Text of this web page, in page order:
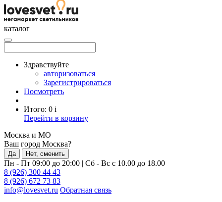
каталог
Здравствуйте
авторизоваться
Зарегистрироваться
Посмотреть
Итого: 0 i
Перейти в корзину
Москва и МО
Ваш город Москва?
Да Нет, сменить
Пн - Пт 09:00 до 20:00 | Сб - Вс с 10.00 до 18.00
8 (926) 300 44 43
8 (926) 672 73 83
info@lovesvet.ru Обратная связь